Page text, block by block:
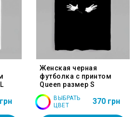
Женская черная
футболка с принтом
Queen размер S
ВЫБРАТЬ
ЦВЕТ
370 грн